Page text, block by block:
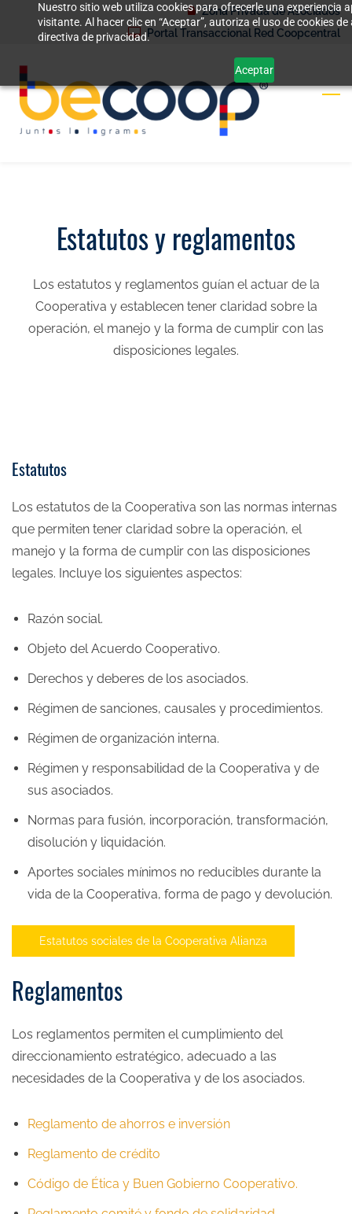
Nuestro sitio web utiliza cookies para ofrecerle una experiencia
visitante. Al hacer clic en “Aceptar”, autoriza el uso de cookies
directiva de privacidad.
Aceptar
content
Estatutos y reglamentos
Los estatutos y reglamentos guían el actuar de la
Cooperativa y establecen tener claridad sobre la
operación, el manejo y la forma de cumplir con las
disposiciones legales.
Estatutos
Los estatutos de la Cooperativa son las normas internas
que permiten tener claridad sobre la operación, el
manejo y la forma de cumplir con las disposiciones
legales. Incluye los siguientes aspectos:
Razón social.
Objeto del Acuerdo Cooperativo.
Derechos y deberes de los asociados.
Régimen de sanciones, causales y procedimientos.
Régimen de organización interna.
Régimen y responsabilidad de la Cooperativa y de
sus asociados.
Normas para fusión, incorporación, transformación,
disolución y liquidación.
Aportes sociales mínimos no reducibles durante la
vida de la Cooperativa, forma de pago y devolución.
Estatutos sociales de la Cooperativa Alianza
Reglamentos
Los reglamentos permiten el cumplimiento del
direccionamiento estratégico, adecuado a las
necesidades de la Cooperativa y de los asociados.
Reglamento de ahorros e inversión
Reglamento de crédito
Código de Ética y Buen Gobierno Cooperativo.
Zona Privada de Asociados
Portal Transaccional Red Coopcentral